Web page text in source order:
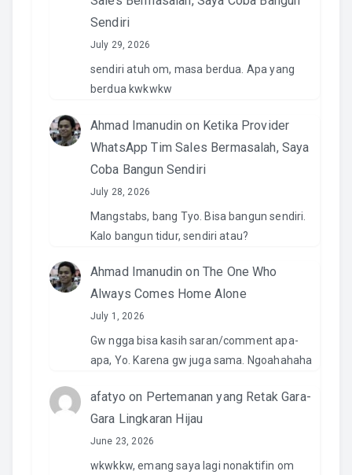
Sendiri
July 29, 2026
sendiri atuh om, masa berdua. Apa yang
berdua kwkwkw
Ahmad Imanudin on Ketika Provider
WhatsApp Tim Sales Bermasalah, Saya
Coba Bangun Sendiri
July 28, 2026
Mangstabs, bang Tyo. Bisa bangun sendiri.
Kalo bangun tidur, sendiri atau?
Ahmad Imanudin on The One Who
Always Comes Home Alone
July 1, 2026
Gw ngga bisa kasih saran/comment apa-
apa, Yo. Karena gw juga sama. Ngoahahaha
afatyo on Pertemanan yang Retak Gara-
Gara Lingkaran Hijau
June 23, 2026
wkwkkw, emang saya lagi nonaktifin om